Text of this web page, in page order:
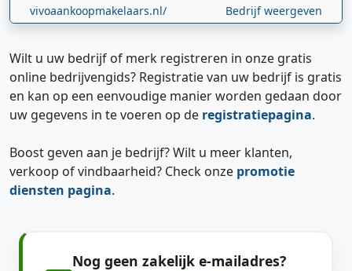
vivoaankoopmakelaars.nl/ Bedrijf weergeven
Wilt u uw bedrijf of merk registreren in onze gratis
online bedrijvengids? Registratie van uw bedrijf is gratis
en kan op een eenvoudige manier worden gedaan door
uw gegevens in te voeren op de registratiepagina.
Boost geven aan je bedrijf? Wilt u meer klanten,
verkoop of vindbaarheid? Check onze promotie
diensten pagina.
Nog geen zakelijk e-mailadres?